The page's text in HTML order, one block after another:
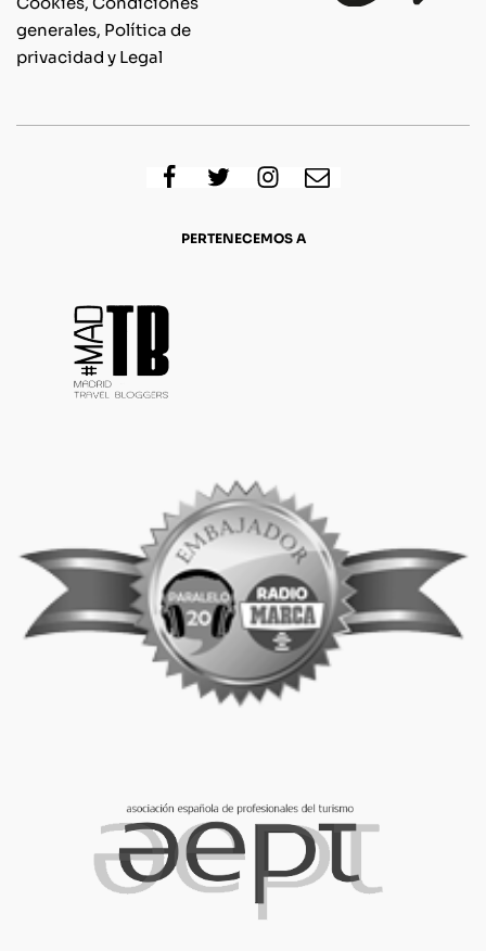
generales, Política de
privacidad y Legal
PERTENECEMOS A